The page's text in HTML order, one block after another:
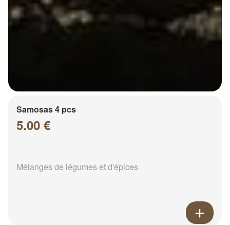
Samosas 4 pcs
5.00 €
Mélanges de légumes et d'épices